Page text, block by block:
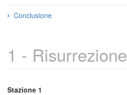
Conclusione
1 - Risurrezione
Stazione 1